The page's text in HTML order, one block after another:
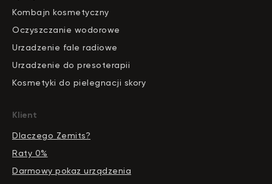
Kombajn kosmetyczny
Oczyszczanie wodorowe
Urzadzenie fale radiowe
Urzadzenie do presoterapii
Kosmetyki do pielegnacji skory
Klient
Dlaczego Zemits?
Raty 0%
Darmowy pokaz urządzenia